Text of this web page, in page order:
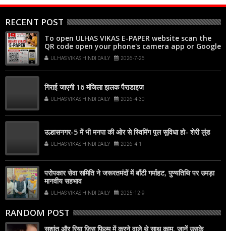
RECENT POST
To open ULHAS VIKAS E-PAPER website scan the
QR code open your phone's camera app or Google
Lens, point it at the code, and tap the web link
popup that appears on your screen
ULHAS VIKAS HINDI DAILY 2026-7-26
गिराई जाएगी 16 मंजिला झलक पैराडाइज
ULHAS VIKAS HINDI DAILY 2026-4-30
उल्हासनगर-5 में भी मनपा की ओर से स्विमिंग पुल सुविधा हो- शेरी लुंड
ULHAS VIKAS HINDI DAILY 2026-4-1
परोपकार सेवा समिति ने जरूरतमंदों में बाँटी गर्माहट, पुण्यतिथि पर उमड़ा
मानवीय सहभाव
ULHAS VIKAS HINDI DAILY 2025-12-9
RANDOM POST
सुशांत और रिया जिस फिल्म में करने वाले थे साथ काम, जानें उसके